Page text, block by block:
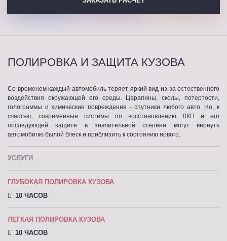
ПОЛИРОВКА И ЗАЩИТА КУЗОВА
Со временем каждый автомобиль теряет яркий вид из-за естественного
воздействия окружающей его среды. Царапины, сколы, потертости,
голограммы и химические повреждения - спутники любого авто. Но, к
счастью, современные системы по восстановлению ЛКП и его
последующей защите в значительной степени могут вернуть
автомобилю былой блеск и приблизить к состоянию нового.
УСЛУГИ
ГЛУБОКАЯ ПОЛИРОВКА КУЗОВА
10 ЧАСОВ
ЛЕГКАЯ ПОЛИРОВКА КУЗОВА
10 ЧАСОВ